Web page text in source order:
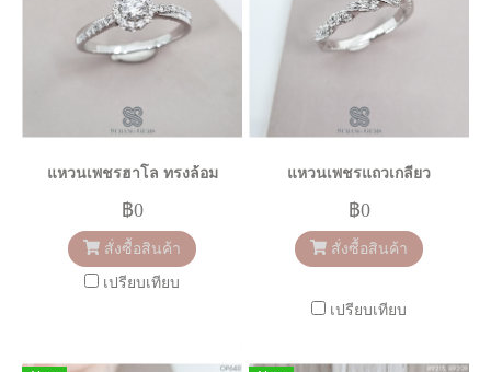
แหวนเพชรฮาโล ทรงล้อม
฿0
สั่งซื้อสินค้า
เปรียบเทียบ
แหวนเพชรแถวเกลียว
฿0
สั่งซื้อสินค้า
เปรียบเทียบ